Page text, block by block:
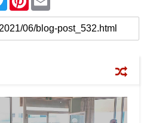
i
t
t
e
n
t
e
r
a
i
l